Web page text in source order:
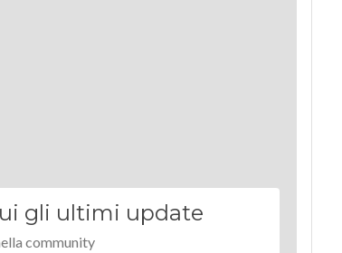
gli ultimi update
community